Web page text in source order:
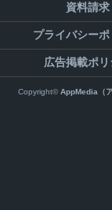
資料請求
プライバシー
広告掲載ポ
Copyright©AppMedia（